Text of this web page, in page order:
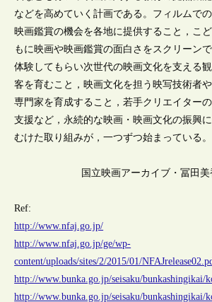
などを高めていく計画である。フィルムでの
映画鑑賞の機会を各地に提供すること，こど
もに映画や映画鑑賞の面白さをスクリーンで
体験してもらい次世代の映画文化を支える観
客を育むこと，映画文化を担う映写技術者や
専門家を育成すること，若手クリエイターの
支援など，永続的な映画・映画文化の振興に
むけた取り組みが，一つずつ始まっている。
国立映画アーカイブ・冨田美
Ref:
http://www.nfaj.go.jp/
http://www.nfaj.go.jp/ge/wp-
content/uploads/sites/2/2015/01/
http://www.bunka.go.jp/seisaku/bunkashingikai/
http://www.bunka.go.jp/seisaku/bunkashingikai/